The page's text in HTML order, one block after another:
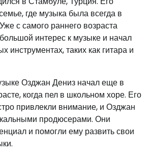
где музыка была всегда в
с самого раннего возраста
интерес к музыке и начал
инструментах, таких как гитара и
Озджан Дениз начал еще в
когда пел в школьном хоре. Его
привлекли внимание, и Озджан
продюсерами. Они
и помогли ему развить свои